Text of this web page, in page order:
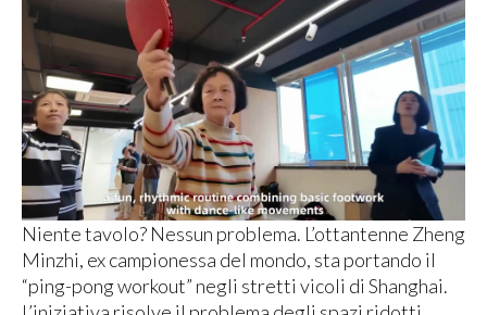
Niente tavolo? Nessun problema. L’ottantenne Zheng
Minzhi, ex campionessa del mondo, sta portando il
“ping-pong workout” negli stretti vicoli di Shanghai.